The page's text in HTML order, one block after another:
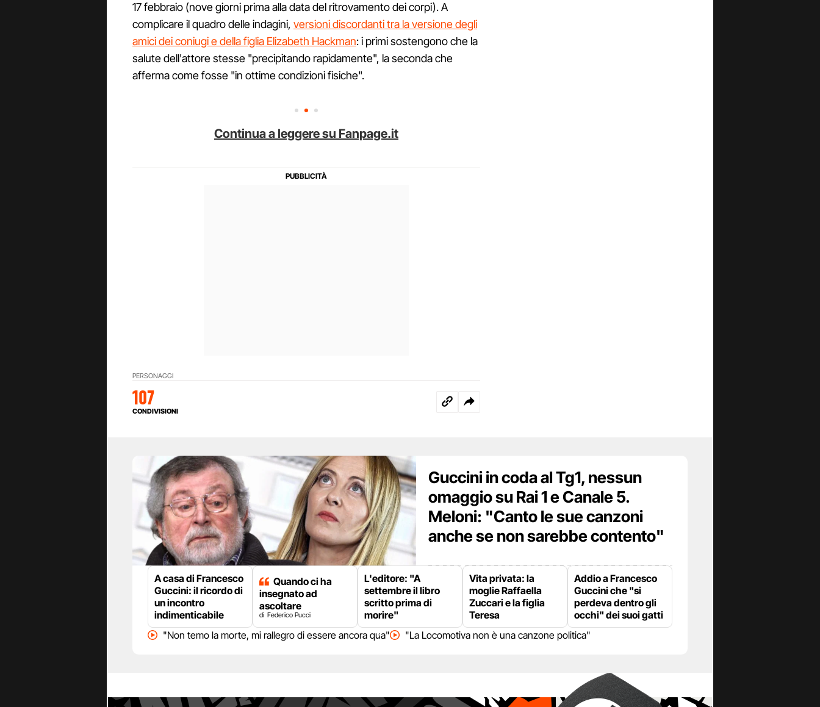
17 febbraio (nove giorni prima alla data del ritrovamento dei corpi). A
complicare il quadro delle indagini, versioni discordanti tra la versione degli
amici dei coniugi e della figlia Elizabeth Hackman: i primi sostengono che la
salute dell'attore stesse "precipitando rapidamente", la seconda che
afferma come fosse "in ottime condizioni fisiche".
Continua a leggere su Fanpage.it
PERSONAGGI
107
CONDIVISIONI
Guccini in coda al Tg1, nessun
omaggio su Rai 1 e Canale 5.
Meloni: "Canto le sue canzoni
anche se non sarebbe contento"
A casa di Francesco
Guccini: il ricordo di
un incontro
indimenticabile
Quando ci ha
insegnato ad
ascoltare
Federico Pucci
L'editore: "A
settembre il libro
scritto prima di
morire"
Vita privata: la
moglie Raffaella
Zuccari e la figlia
Teresa
Addio a Francesco
Guccini che "si
perdeva dentro gli
occhi" dei suoi gatti
"Non temo la morte, mi rallegro di essere ancora qua"
"La Locomotiva non è una canzone politica"